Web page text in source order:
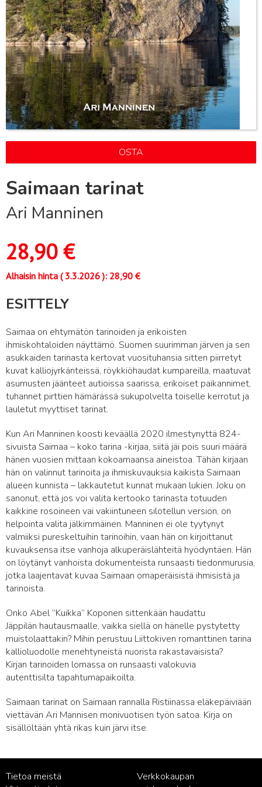
OSTA
Saimaan tarinat
Ari Manninen
28,90€
Alhaisin hinta (3.3.2026): 28,90 €
ESITTELY
Saimaa on ehtymätön tarinoiden ja erikoisten
ihmiskohtaloiden näyttämö. Suomen suurimman järven ja sen
asukkaiden tarinasta kertovat vuosituhansia sitten piirretyt
kuvat kalliojyrkänteissä, röykkiöhaudat kumpareilla, maatuvat
asumusten jäänteet autioissa saarissa, erikoiset paikannimet,
tuhannet pirttien hämärässä sukupolvelta toiselle kerrotut ja
lauletut myyttiset tarinat.
Kun Ari Manninen koosti keväällä 2020 ilmestynyttä 824-
sivuista Saimaa – koko tarina -kirjaa, siitä jäi pois suuri määrä
hänen vuosien mittaan kokoamaansa aineistoa. Tähän kirjaan
hän on valinnut tarinoita ja ihmiskuvauksia kaikista Saimaan
alueen kunnista – lakkautetut kunnat mukaan lukien. Joku on
sanonut, että jos voi valita kertooko tarinasta totuuden
kaikkine rosoineen vai vakiintuneen silotellun version, on
helpointa valita jälkimmäinen. Manninen ei ole tyytynyt
valmiiksi pureskeltuihin tarinoihin, vaan hän on kirjoittanut
kuvauksensa itse vanhoja alkuperäislähteitä hyödyntäen. Hän
on löytänyt vanhoista dokumenteista runsaasti tiedonmurusia,
jotka laajentavat kuvaa Saimaan omaperäisistä ihmisistä ja
tarinoista.
Onko Abel ”Kuikka” Koponen sittenkään haudattu
Jäppilän hautausmaalle, vaikka siellä on hänelle pystytetty
muistolaattakin? Mihin perustuu Liittokiven romanttinen tarina
kallioluodolle menehtyneistä nuorista rakastavaisista?
Kirjan tarinoiden lomassa on runsaasti valokuvia
autenttisilta tapahtumapaikoilta.
Saimaan tarinat on Saimaan rannalla Ristiinassa eläkepäiviään
viettävän Ari Mannisen monivuotisen työn satoa. Kirja on
sisällöltään yhtä rikas kuin järvi itse.
Tietoa meistä
Verkkokaupan